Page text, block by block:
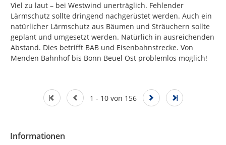
Viel zu laut – bei Westwind unerträglich. Fehlender
Lärmschutz sollte dringend nachgerüstet werden. Auch ein
natürlicher Lärmschutz aus Bäumen und Sträuchern sollte
geplant und umgesetzt werden. Natürlich in ausreichenden
Abstand. Dies betrifft BAB und Eisenbahnstrecke. Von
Menden Bahnhof bis Bonn Beuel Ost problemlos möglich!
1 - 10 von 156
Informationen